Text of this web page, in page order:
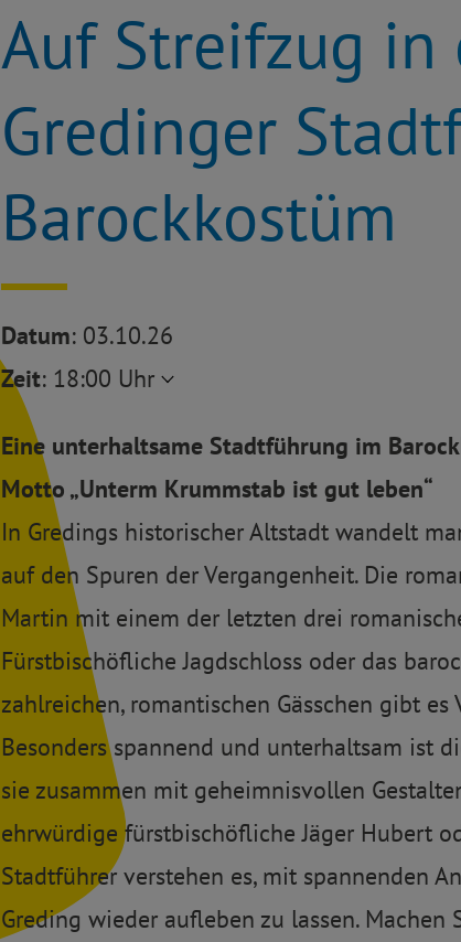
Auf Streifzug in
Gredinger
Barockkostüm
Datum: 03.10.26
Zeit: 18:00 Uhr
Eine unterhaltsame Stadtführung im
Motto „Unterm Krummstab ist gut leben“
In Gredings historischer Altstadt wandelt
auf den Spuren der Vergangenheit. Die
Martin mit einem der letzten drei
Fürstbischöfliche Jagdschloss oder das
zahlreichen, romantischen Gässchen gibt es
Besonders spannend und unterhaltsam ist
sie zusammen mit geheimnisvollen
ehrwürdige fürstbischöfliche Jäger Hubert
Stadtführer verstehen es, mit spannenden
Greding wieder aufleben zu lassen.